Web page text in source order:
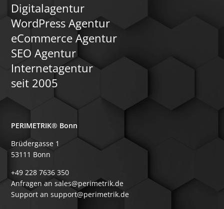
Digitalagentur
WordPress Agentur
eCommerce Agentur
SEO Agentur
Internetagentur
seit 2005
PERIMETRIK® Bonn
Brüdergasse 1
53111 Bonn
+49 228 7636 350
Anfragen an sales@perimetrik.de
Support an support@perimetrik.de